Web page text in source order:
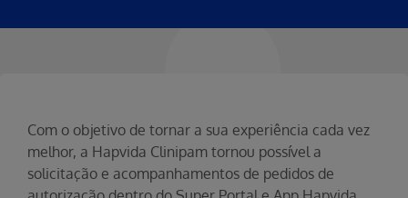
Com o objetivo de tornar a sua experiência cada vez
melhor, a Hapvida Clinipam tornou possível a
solicitação e acompanhamentos de pedidos de